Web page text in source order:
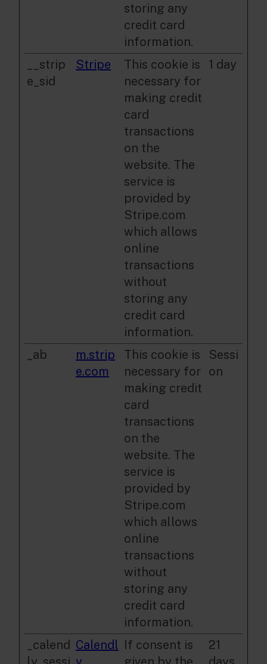
storing any
credit card
information.
__strip
e_sid
Stripe
This cookie is
necessary for
making credit
card
transactions
on the
website. The
service is
provided by
Stripe.com
which allows
online
transactions
without
storing any
credit card
information.
1 day
_ab
m.strip
e.com
This cookie is
necessary for
making credit
card
transactions
on the
website. The
service is
provided by
Stripe.com
which allows
online
transactions
without
storing any
credit card
information.
Sessi
on
_calend Calendl If consent is
21